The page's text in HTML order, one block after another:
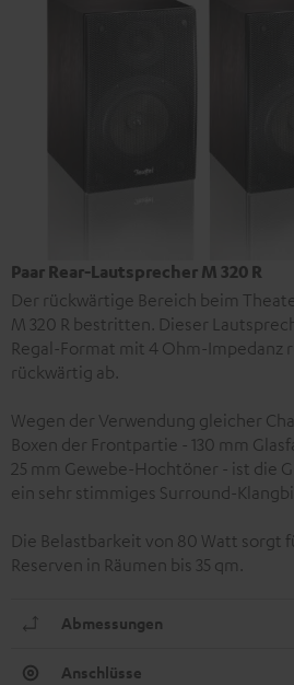
Paar Rear-Lautsprecher M 320 R
Der rückwärtige Bereich beim
M 320 R bestritten. Dieser
Regal-Format mit 4 Ohm-Impedanz
rückwärtig ab.
Wegen der Verwendung gleicher
Boxen der Frontpartie - 130 mm
25 mm Gewebe-Hochtöner - ist die
ein sehr stimmiges Surround-
Die Belastbarkeit von 80 Watt sorgt
Reserven in Räumen bis 35 qm.
Abmessungen
Anschlüsse